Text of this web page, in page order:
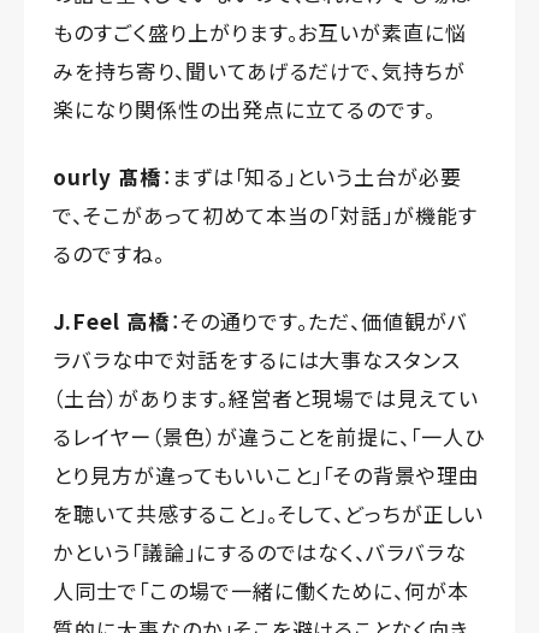
ものすごく盛り上がります。お互いが素直に悩
みを持ち寄り、聞いてあげるだけで、気持ちが
楽になり関係性の出発点に立てるのです。
ourly 髙橋：まずは「知る」という土台が必要
で、そこがあって初めて本当の「対話」が機能す
るのですね。
J.Feel 高橋：その通りです。ただ、価値観がバ
ラバラな中で対話をするには大事なスタンス
（土台）があります。経営者と現場では見えてい
るレイヤー（景色）が違うことを前提に、「一人ひ
とり見方が違ってもいいこと」「その背景や理由
を聴いて共感すること」。そして、どっちが正しい
かという「議論」にするのではなく、バラバラな
人同士で「この場で一緒に働くために、何が本